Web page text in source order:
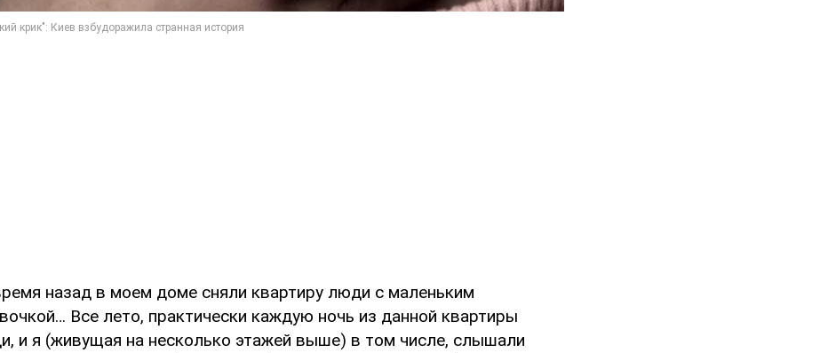
назад в моем доме сняли квартиру люди с маленьким
Все лето, практически каждую ночь из данной квартиры
и я (живущая на несколько этажей выше) в том числе, слышали